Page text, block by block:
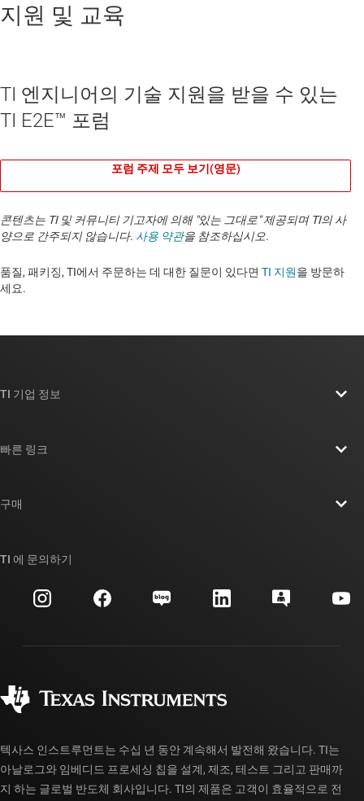
지원 및 교육
TI 엔지니어의 기술 지원을 받을 수 있는
TI E2E™ 포럼
포럼 주제 모두 보기(영문)
콘텐츠는 TI 및 커뮤니티 기고자에 의해 "있는 그대로" 제공되며 TI의 사
양으로 간주되지 않습니다. 사용 약관을 참조하십시오.
품질, 패키징, TI에서 주문하는 데 대한 질문이 있다면 TI 지원을 방문하
세요. ​​​​​​​​​​​​​​
TI 기업 정보
투자 관계
제조
빠른 링크
대체품 검색
고객 지원 센터
myTI 계정 FAQ
구매
주문 FAQ
TI 에 문의하기
텍사스 인스트루먼트는 수십 년 동안 계속해서 발전해 왔습니다. TI는
아날로그와 임베디드 프로세싱 칩을 설계, 제조, 테스트 그리고 판매까
지 하는 글로벌 반도체 회사입니다. TI의 제품은 고객이 효율적으로 전